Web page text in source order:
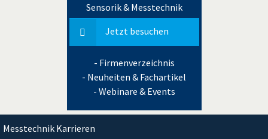
Sensorik & Messtechnik
Jetzt besuchen
- Firmenverzeichnis
- Neuheiten & Fachartikel
- Webinare & Events
Messtechnik Karrieren